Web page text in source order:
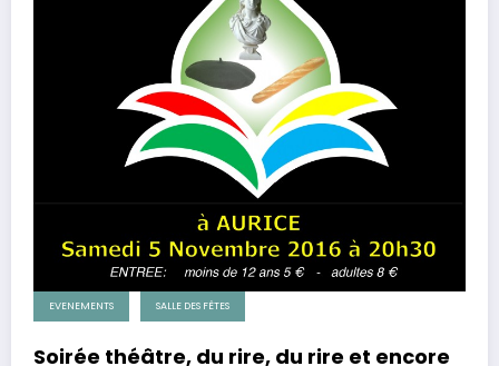
EVENEMENTS SALLE DES FÊTES
Soirée théâtre, du rire, du rire et encore